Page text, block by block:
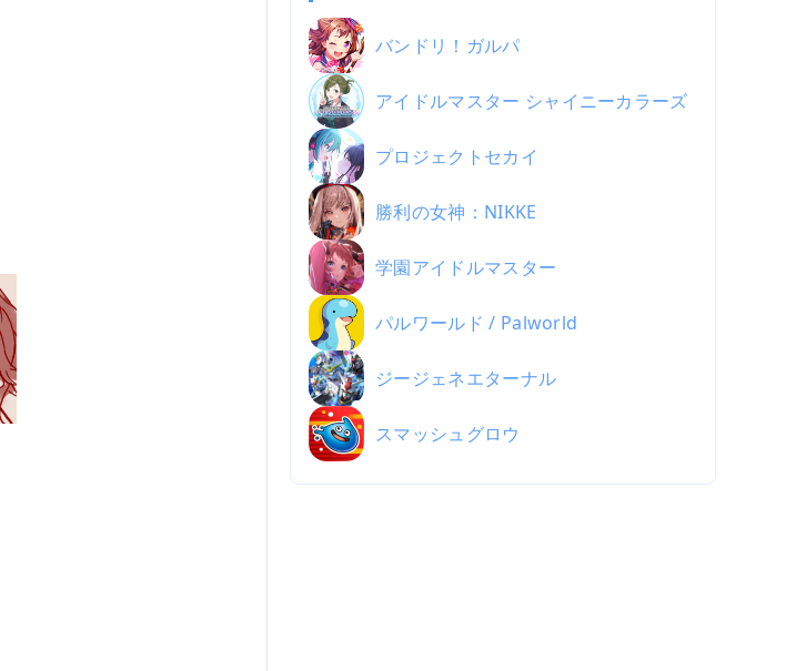
バンドリ！ガルパ
アイドルマスター シャイニーカラーズ
プロジェクトセカイ
勝利の女神：NIKKE
学園アイドルマスター
パルワールド / Palworld
ジージェネエターナル
スマッシュグロウ